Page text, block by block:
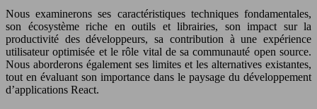
Nous examinerons ses caractéristiques techniques fondamentales,
son écosystème riche en outils et librairies, son impact sur la
productivité des développeurs, sa contribution à une expérience
utilisateur optimisée et le rôle vital de sa communauté open source.
Nous aborderons également ses limites et les alternatives existantes,
tout en évaluant son importance dans le paysage du développement
d’applications React.